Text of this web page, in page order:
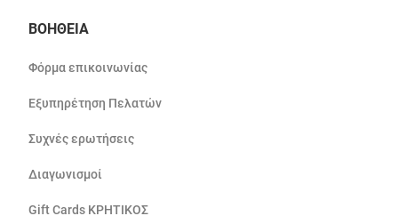
ΒΟΗΘΕΙΑ
Φόρμα επικοινωνίας
Εξυπηρέτηση Πελατών
Συχνές ερωτήσεις
Διαγωνισμοί
Gift Cards ΚΡΗΤΙΚΟΣ